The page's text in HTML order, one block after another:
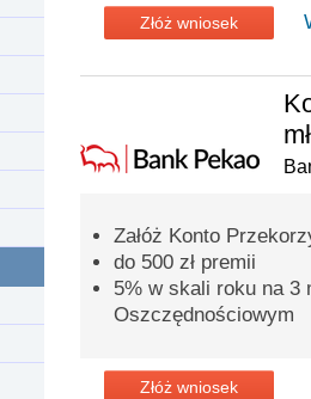
Złóż wniosek
Załóż Konto
do 500 zł premii
5% w skali roku na 3
Oszczędnościowym
Złóż wniosek